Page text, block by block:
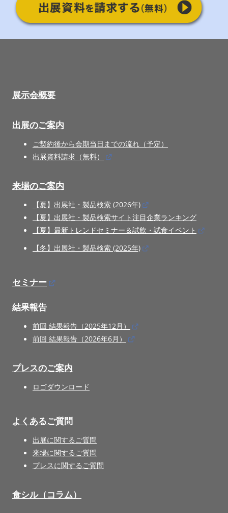
展示会概要
出展のご案内
ご契約後から会期当日までの流れ（予定）
出展資料請求（無料）
来場のご案内
【夏】出展社・製品検索 (2026年)
【夏】出展社・製品検索サイト注目企業ランキング
【夏】最新トレンドセミナー＆試飲・試食イベント
【冬】出展社・製品検索 (2025年)
セミナー
結果報告
前回 結果報告（2025年12月）
前回 結果報告（2026年6月）
プレスのご案内
ロゴダウンロード
よくあるご質問
出展に関するご質問
来場に関するご質問
プレスに関するご質問
食シル（コラム）